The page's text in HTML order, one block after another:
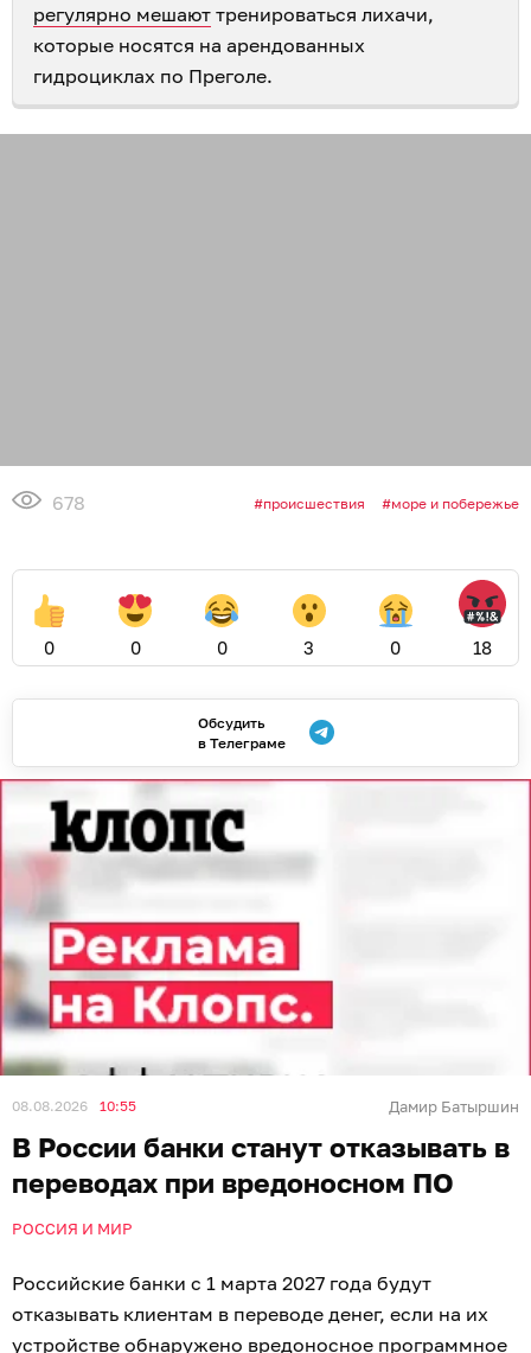
регулярно мешают тренироваться лихачи,
которые носятся на арендованных
гидроциклах по Преголе.
678 происшествия море и побережье
0 0 0 3 0 18
Обсудить
в Телеграме
08.08.2026 10:55 Дамир Батыршин
В России банки станут отказывать в
переводах при вредоносном ПО
РОССИЯ И МИР
Российские банки с 1 марта 2027 года будут
отказывать клиентам в переводе денег, если на их
устройстве обнаружено вредоносное программное